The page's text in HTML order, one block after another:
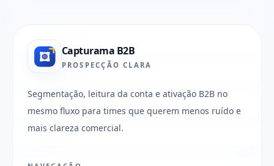
Capturama B2B
PROSPECÇÃO CLARA
Segmentação, leitura da conta e ativação B2B no
mesmo fluxo para times que querem menos ruído e
mais clareza comercial.